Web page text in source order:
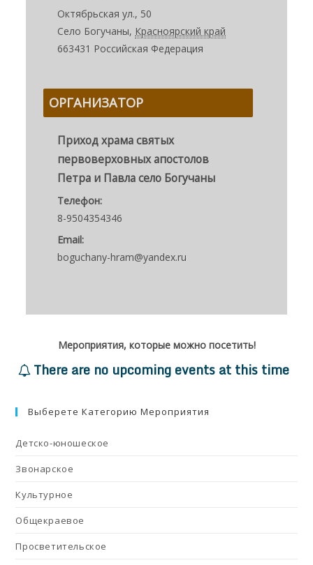
Октябрьская ул., 50
Село Богучаны, Красноярский край
663431 Российская Федерация
ОРГАНИЗАТОР
Приход храма святых
первоверховных апостолов
Петра и Павла село Богучаны
Телефон:
8-9504354346
Email:
boguchany-hram@yandex.ru
Мероприятия, которые можно посетить!
There are no upcoming events at this time
Выберете Категорию Мероприятия
Детско-юношеское
Звонарское
Культурное
Общекраевое
Просветительское